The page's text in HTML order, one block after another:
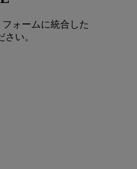
ォームに統合した
さい。